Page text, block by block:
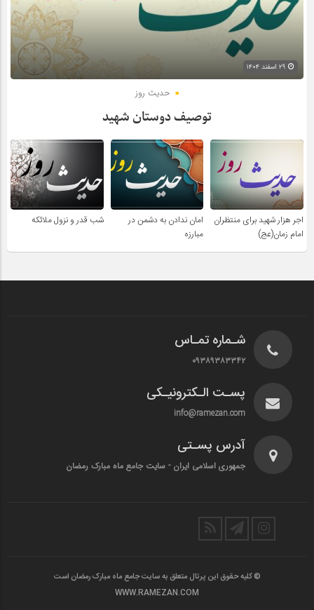
حدیث روز
توصیف دوستان شهید
اجر هزار شهید برای منتظران
امام زمان(عج)
امان ندادن به دشمن در
مبارزه
شب قدر و نزول ملائکه
شـماره تمـاس
۰۹۳۸۹۳۸۳۳۴۲
پسـت الـکترونیـکی
info@ramezan.com
آدرس پسـتی
جمهوری اسلامی ایران - سایت جامع ماه مبارک رمضان
© کلیه حقوق این پرتال متعلق به سایت جامع ماه مبارک رمضان است
WWW.RAMEZAN.COM